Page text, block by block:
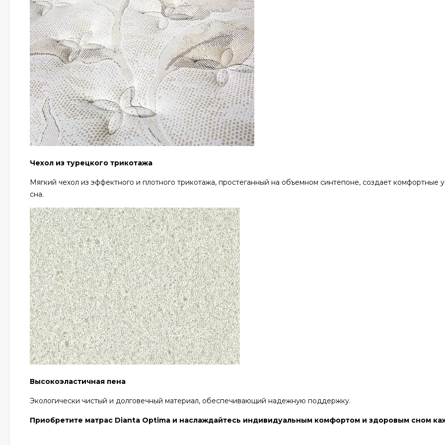
Чехол из турецкого трикотажа
Мягкий чехол из эффектного и плотного трикотажа, простеганный на объемном синтепоне, создает комфортные
сна.
Высокоэластичная пена
Экологически чистый и долговечный материал, обеспечивающий надежную поддержку.
Приобретите матрас Dianta Optima и наслаждайтесь индивидуальным комфортом и здоровым сном